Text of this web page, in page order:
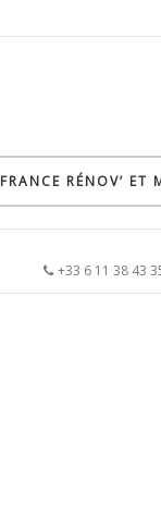
FRANCE RÉNOV’ ET
+33 6 11 38